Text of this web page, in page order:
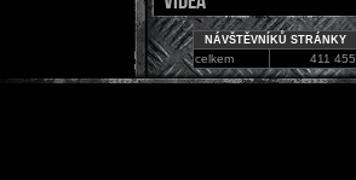
NÁVŠTĚVNÍKŮ STRÁNKY
celkem 411 455